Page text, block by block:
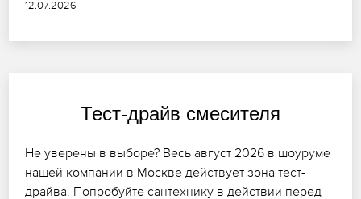
12.07.2026
Тест-драйв смесителя
Не уверены в выборе? Весь август 2026 в шоуруме
нашей компании в Москве действует зона тест-
драйва. Попробуйте сантехнику в действии перед